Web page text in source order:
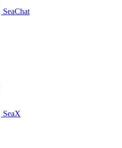
SeaChat
SeaX